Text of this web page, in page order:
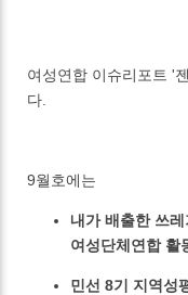
여성연합 이슈리포트 '
다.
9월호에는
내가 배출한 쓰
여성단체연합 활
민선 8기 지역성